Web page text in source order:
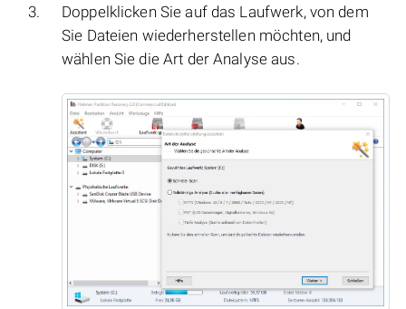
Doppelklicken Sie auf das Laufwerk, von dem
Sie Dateien wiederherstellen möchten, und
wählen Sie die Art der Analyse aus.